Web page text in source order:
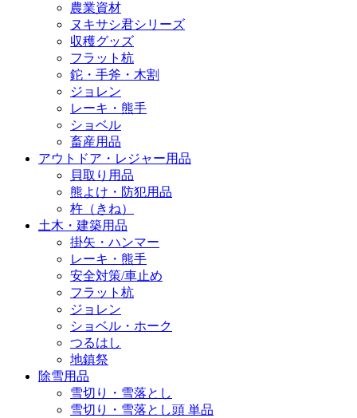
農業資材
ヌキサシ君シリーズ
収穫グッズ
フラット杭
鉈・手斧・木割
ジョレン
レーキ・熊手
ショベル
畜産用品
アウトドア・レジャー用品
貝取り用品
熊よけ・防犯用品
杵（きね）
土木・建築用品
掛矢・ハンマー
レーキ・熊手
安全対策/車止め
フラット杭
ジョレン
ショベル・ホーク
つるはし
地鎮祭
除雪用品
雪切り・雪落とし
雪切り・雪落とし頭 単品